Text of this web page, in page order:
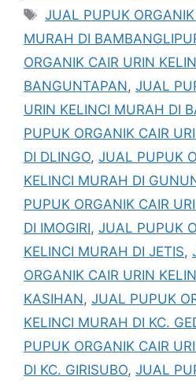
Tag
JUAL PUPUK
MURAH DI
ORGANIK CAIR URIN
BANGUNTAPAN, JUAL
URIN KELINCI MURAH DI
PUPUK ORGANIK CAIR
DI DLINGO, JUAL PUPUK
KELINCI MURAH DI
PUPUK ORGANIK CAIR
DI IMOGIRI, JUAL PUPUK
KELINCI MURAH DI JETIS,
ORGANIK CAIR URIN
KASIHAN, JUAL PUPUK
KELINCI MURAH DI KC.
PUPUK ORGANIK CAIR
DI KC. GIRISUBO, JUAL